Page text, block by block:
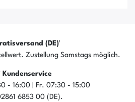
(DE)¹
Zustellung Samstags möglich.
Kundenservice
- 16:00 | Fr. 07:30 - 15:00
6853 00 (DE).